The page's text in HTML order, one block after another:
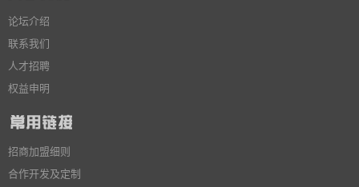
论坛介绍
联系我们
人才招聘
权益申明
招商加盟细则
合作开发及定制